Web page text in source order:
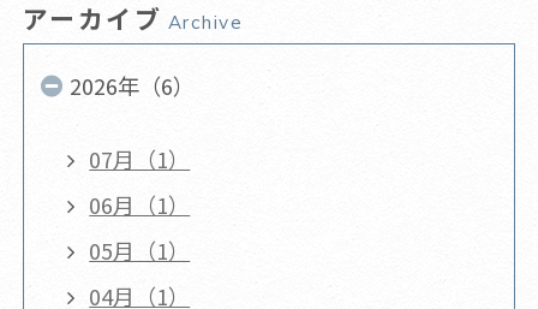
アーカイブ Archive
2026年（6）
07月（1）
06月（1）
05月（1）
04月（1）